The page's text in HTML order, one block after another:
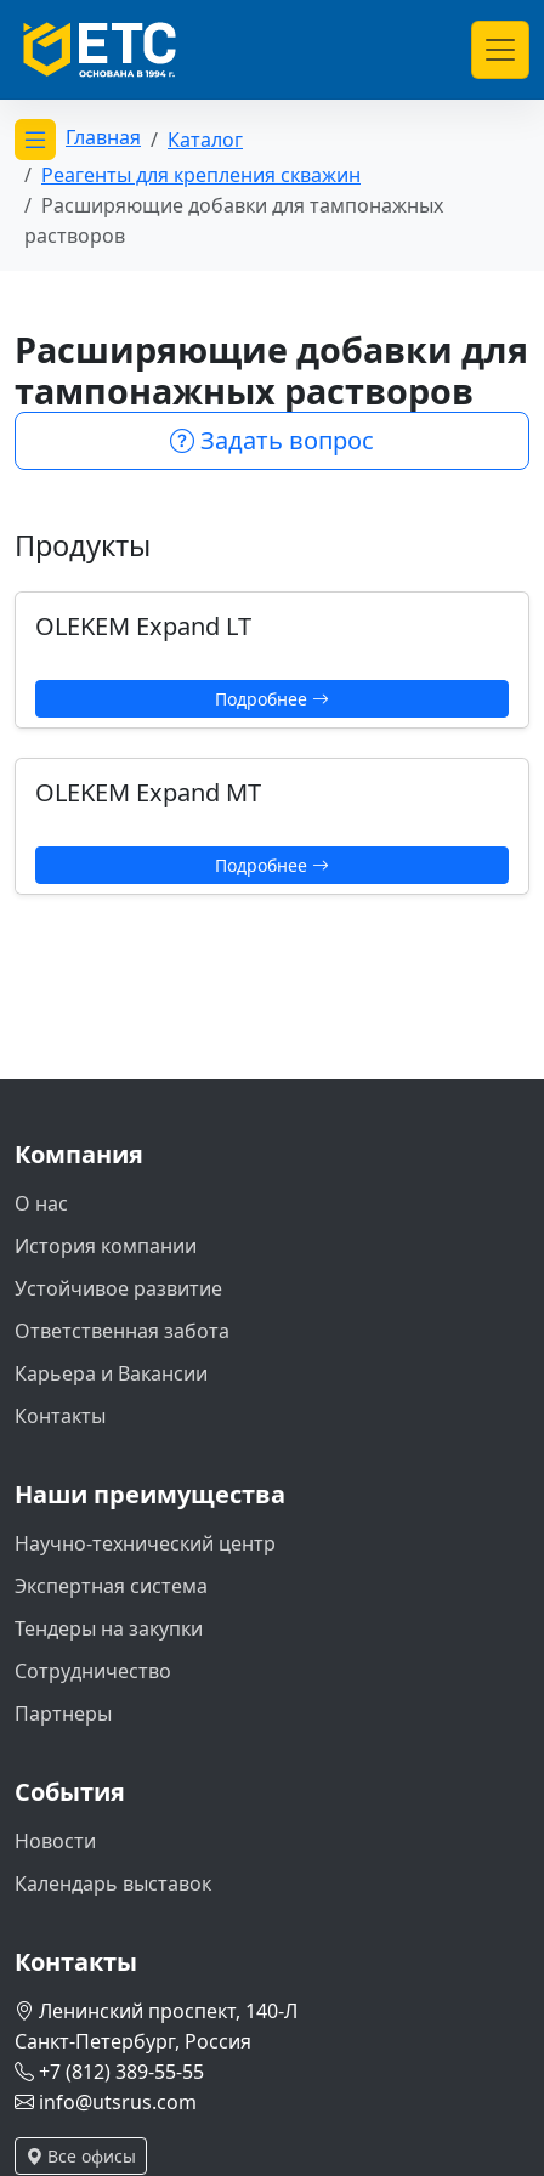
Открыть меню категорий
Главная
Каталог
Реагенты для крепления скважин
Расширяющие добавки для тампонажных
растворов
Расширяющие добавки для
тампонажных растворов
Задать вопрос
Продукты
OLEKEM Expand LT
Подробнее
OLEKEM Expand MT
Подробнее
Компания
О нас
История компании
Устойчивое развитие
Ответственная забота
Карьера и Вакансии
Контакты
Наши преимущества
Научно-технический центр
Экспертная система
Тендеры на закупки
Сотрудничество
Партнеры
События
Новости
Календарь выставок
Контакты
Ленинский проспект, 140-Л
Санкт-Петербург, Россия
+7 (812) 389-55-55
info@utsrus.com
Все офисы